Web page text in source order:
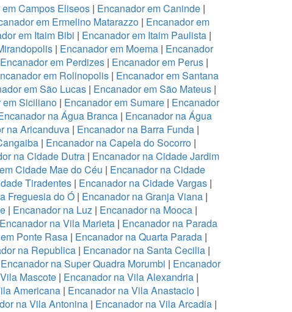
Campos Eliseos | Encanador em Caninde|
em Ermelino Matarazzo | Encanador em
em Itaim Bibi | Encanador em Itaim Paulista |
| Encanador em Moema| Encanador
Encanador em Perdizes| Encanador em Perus|
em Rolinopolis | Encanador em Santana
em São Lucas| Encanador em São Mateus |
em Siciliano | Encanador em Sumare | Encanador
na Água Branca| Encanador na Água
na Aricanduva| Encanador na Barra Funda |
| Encanador na Capela do Socorro |
na Cidade Dutra | Encanador na Cidade Jardim
Cidade Mae do Céu | Encanador na Cidade
Tiradentes| Encanador na Cidade Vargas |
Freguesia do Ó | Encanador na Granja Viana |
| Encanador na Luz | Encanador na Mooca |
Encanador na Vila Marieta| Encanador na Parada
Ponte Rasa| Encanador na Quarta Parada|
na Republica| Encanador na Santa Cecilia|
Encanador na Super Quadra Morumbi | Encanador
Mascote | Encanador na Vila Alexandria |
Americana| Encanador na Vila Anastacio|
na Vila Antonina | Encanador na Vila Arcadia |